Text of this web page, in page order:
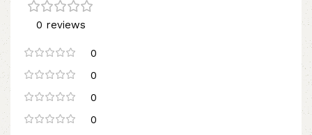
0 reviews
0
0
0
0